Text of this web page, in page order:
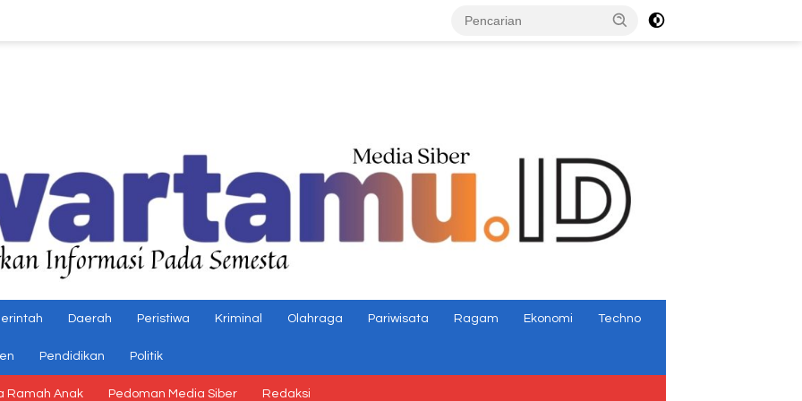
Daerah Peristiwa Kriminal Olahraga Pariwisata Ragam Ekonomi Techno
Pendidikan Politik
Ramah Anak Pedoman Media Siber Redaksi